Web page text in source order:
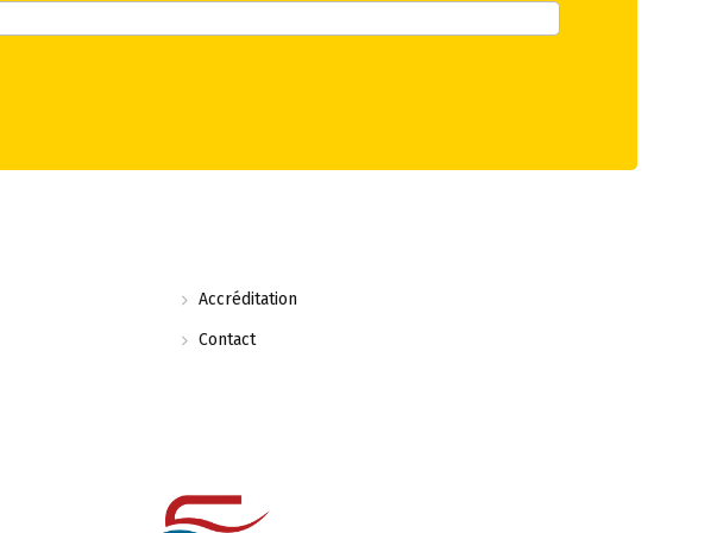
Accréditation
Contact